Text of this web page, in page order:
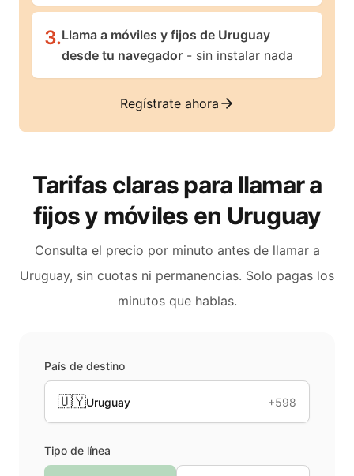
3.Llama a móviles y fijos de Uruguay
desde tu navegador - sin instalar nada
Regístrate ahora
Tarifas claras para llamar a
fijos y móviles en Uruguay
Consulta el precio por minuto antes de llamar a
Uruguay, sin cuotas ni permanencias. Solo pagas los
minutos que hablas.
País de destino
🇺🇾Uruguay +598
Tipo de línea